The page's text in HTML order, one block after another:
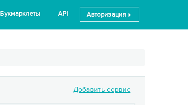
Букмарклеты API Авторизация
Добавить сервис